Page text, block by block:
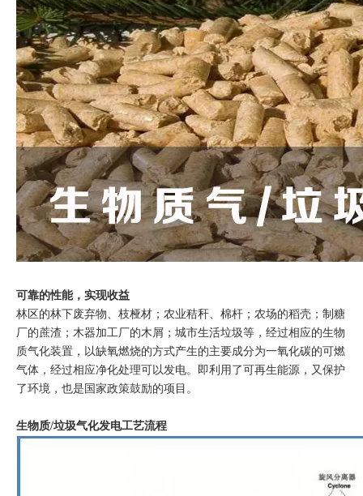
可靠的性能，实现收益
林区的林下废弃物、枝桠材；农业秸秆、棉杆；农场的稻壳；制糖
厂的蔗渣；木器加工厂的木屑；城市生活垃圾等，经过相应的生物
质气化装置，以缺氧燃烧的方式产生的主要成分为一氧化碳的可燃
气体，经过相应净化处理可以发电。即利用了可再生能源，又保护
了环境，也是国家政策鼓励的项目。
生物质/垃圾气化发电工艺流程